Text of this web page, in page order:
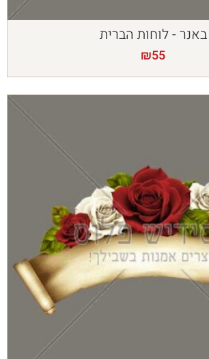
באנר - לוחות הברית
₪55